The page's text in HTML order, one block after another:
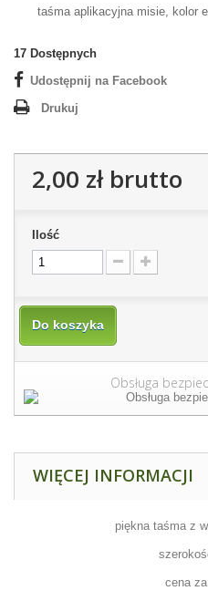
taśma aplikacyjna misie, kolor
17 Dostępnych
Udostępnij na Facebook
Drukuj
2,00 złbrutto
Ilość
Do koszyka
Obsługa
WIĘCEJ INFORMACJI
piękna taśma z
cena